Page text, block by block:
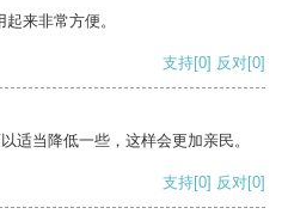
来非常方便。
支持[0] 反对[0]
适当降低一些，这样会更加亲民。
支持[0] 反对[0]